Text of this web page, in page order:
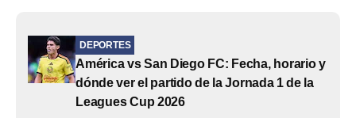
DEPORTES
América vs San Diego FC: Fecha, horario y
dónde ver el partido de la Jornada 1 de la
Leagues Cup 2026